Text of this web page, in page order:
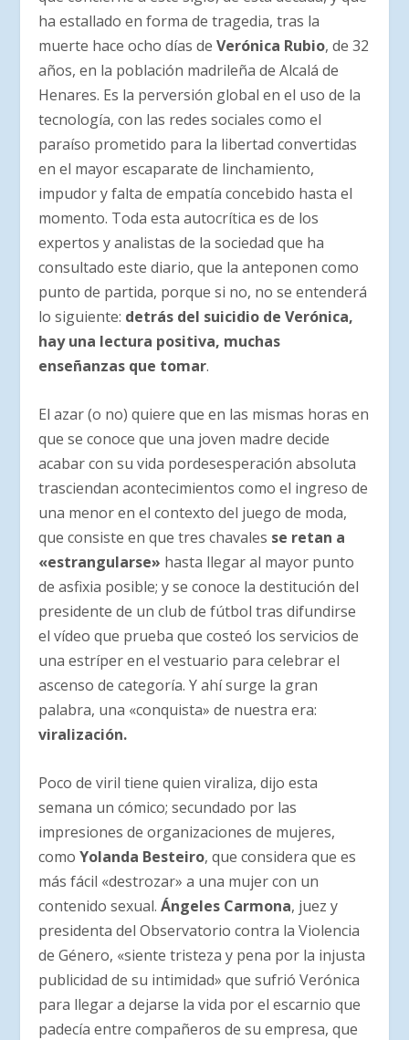
ha estallado en forma de tragedia, tras la
muerte hace ocho días de Verónica Rubio, de 32
años, en la población madrileña de Alcalá de
Henares. Es la perversión global en el uso de la
tecnología, con las redes sociales como el
paraíso prometido para la libertad convertidas
en el mayor escaparate de linchamiento,
impudor y falta de empatía concebido hasta el
momento. Toda esta autocrítica es de los
expertos y analistas de la sociedad que ha
consultado este diario, que la anteponen como
punto de partida, porque si no, no se entenderá
lo siguiente: detrás del suicidio de Verónica,
hay una lectura positiva, muchas
enseñanzas que tomar.
El azar (o no) quiere que en las mismas horas en
que se conoce que una joven madre decide
acabar con su vida pordesesperación absoluta
trasciendan acontecimientos como el ingreso de
una menor en el contexto del juego de moda,
que consiste en que tres chavales se retan a
«estrangularse» hasta llegar al mayor punto
de asfixia posible; y se conoce la destitución del
presidente de un club de fútbol tras difundirse
el vídeo que prueba que costeó los servicios de
una estríper en el vestuario para celebrar el
ascenso de categoría. Y ahí surge la gran
palabra, una «conquista» de nuestra era:
viralización.
Poco de viril tiene quien viraliza, dijo esta
semana un cómico; secundado por las
impresiones de organizaciones de mujeres,
comoYolanda Besteiro, que considera que es
más fácil «destrozar» a una mujer con un
contenido sexual.Ángeles Carmona, juez y
presidenta del Observatorio contra la Violencia
de Género, «siente tristeza y pena por la injusta
publicidad de su intimidad» que sufrió Verónica
para llegar a dejarse la vida por el escarnio que
padecía entre compañeros de su empresa, que